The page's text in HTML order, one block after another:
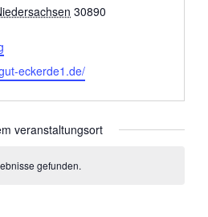
30890
eckerde1.de/
veranstaltungsort
gefunden.